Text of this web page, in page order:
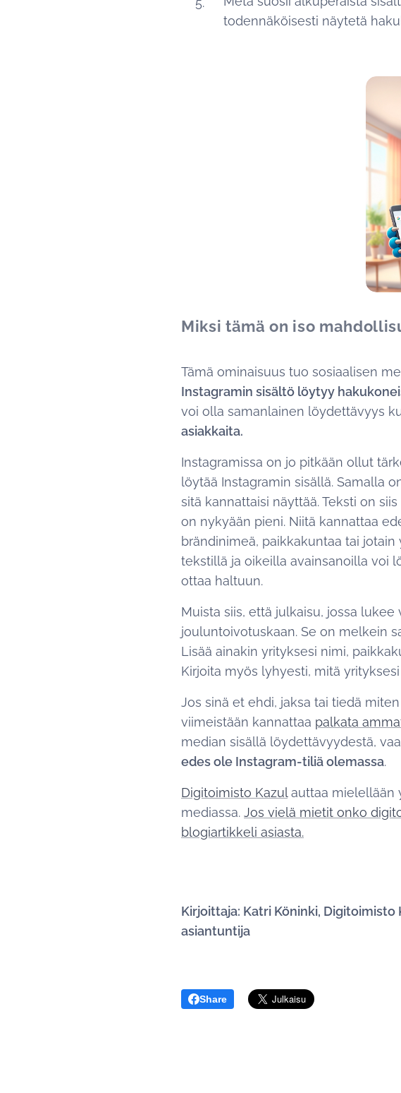
todennäköisesti näytetä
Miksi tämä on iso
Tämä ominaisuus tuo sosiaalisen
Instagramin sisältö löytyy
voi olla samanlainen löydettävyys
asiakkaita.
Instagramissa on jo pitkään ollut
löytää Instagramin sisällä. Samalla
sitä kannattaisi näyttää. Teksti on
on nykyään pieni. Niitä kannattaa
brändinimeä, paikkakuntaa tai
tekstillä ja oikeilla avainsanoilla voi
ottaa haltuun.
Muista siis, että julkaisu, jossa
jouluntoivotuskaan. Se on melkein
Lisää ainakin yrityksesi nimi,
Kirjoita myös lyhyesti, mitä
Jos sinä et ehdi, jaksa tai tiedä
viimeistään kannattaa palkata
median sisällä löydettävyydestä,
edes ole Instagram-tiliä olemassa.
Digitoimisto Kazulauttaa mielellään
mediassa. Jos vielä mietit onko
blogiartikkeli asiasta.
Kirjoittaja: Katri Köninki,
asiantuntija
Share